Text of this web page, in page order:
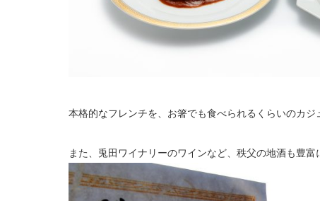
本格的なフレンチを、お箸でも食べられるくらいのカジ
また、兎田ワイナリーのワインなど、秩父の地酒も豊富